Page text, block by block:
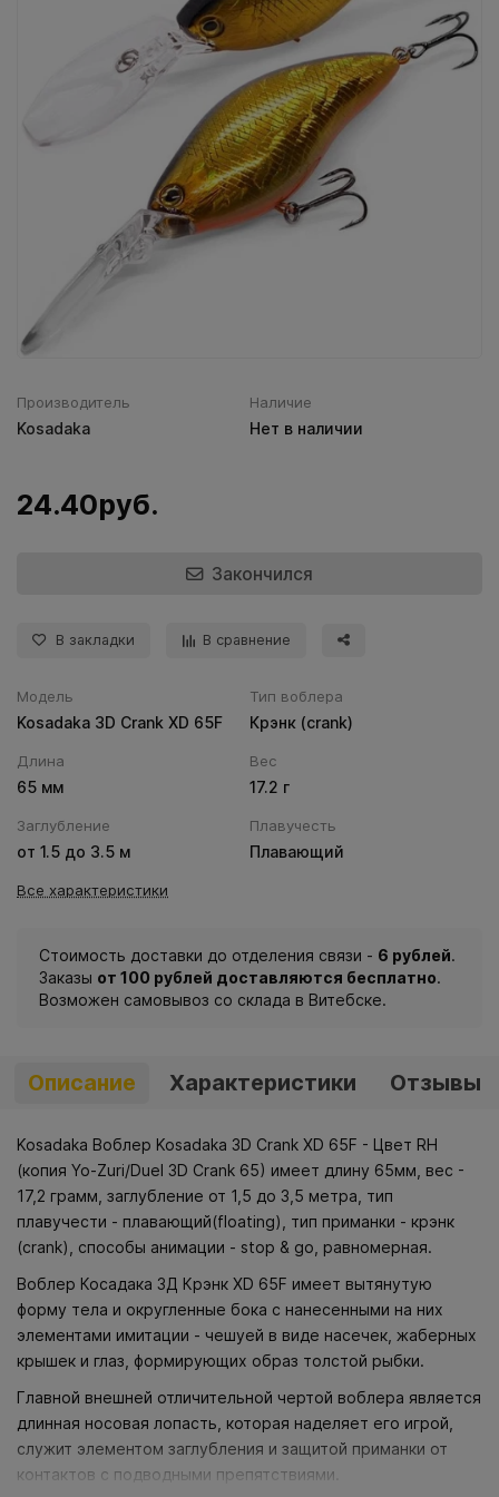
Все категории (9)
Производитель
Kosadaka
Наличие
Нет в наличии
24.40руб.
Закончился
В закладки В сравнение
Модель
Kosadaka 3D Crank XD 65F
Тип воблера
Крэнк (сrank)
Длина
65 мм
Вес
17.2 г
Заглубление
от 1.5 до 3.5 м
Плавучесть
Плавающий
Все характеристики
Стоимость доставки до отделения связи - 6 рублей.
Заказы от 100 рублей доставляются бесплатно.
Возможен самовывоз со склада в Витебске.
Описание Характеристики Отзывы
Kosadaka Воблер Kosadaka 3D Crank XD 65F - Цвет RH
(копия Yo-Zuri/Duel 3D Crank 65) имеет длину 65мм, вес -
17,2 грамм, заглубление от 1,5 до 3,5 метра, тип
плавучести - плавающий(floating), тип приманки - крэнк
(сrank), способы анимации - stop & go, равномерная.
Воблер Косадака 3Д Крэнк XD 65F имеет вытянутую
форму тела и округленные бока с нанесенными на них
элементами имитации - чешуей в виде насечек, жаберных
крышек и глаз, формирующих образ толстой рыбки.
Главной внешней отличительной чертой воблера является
длинная носовая лопасть, которая наделяет его игрой,
служит элементом заглубления и защитой приманки от
контактов с подводными препятствиями.